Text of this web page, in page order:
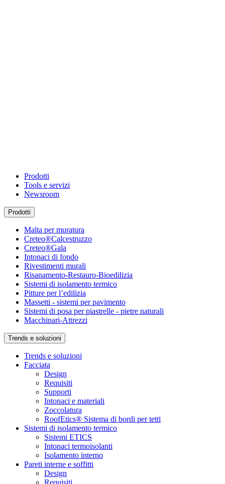
Prodotti
Tools e servizi
Newsroom
Prodotti
Malta per muratura
Creteo®Calcestruzzo
Creteo®Gala
Intonaci di fondo
Rivestimenti murali
Risanamento-Restauro-Bioedilizia
Sistemi di isolamento termico
Pitture per l’edilizia
Massetti - sistemi per pavimento
Sistemi di posa per piastrelle - pietre naturali
Macchinari-Attrezzi
Trends e soluzioni
Trends e soluzioni
Facciata
Design
Requisiti
Supporti
Intonaci e materiali
Zoccolatura
RoofEtics® Sistema di bordi per tetti
Sistemi di isolamento termico
Sistemi ETICS
Intonaci termoisolanti
Isolamento interno
Pareti interne e soffitti
Design
Requisiti